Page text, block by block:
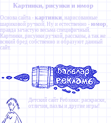
Картинки, рисунки и юмор
Основа сайта - картинки , нарисованные
шариковой ручкой. Ну и естественно - юмор ,
правда зачастую весьма специфичный.
Картинки, рисунки ручкой, рассказы, а так же
всякий бред собственно и образуют данный
сайт.
Детский сайт Ребзики: раскраски,
отличия, пазлы и другие игры!